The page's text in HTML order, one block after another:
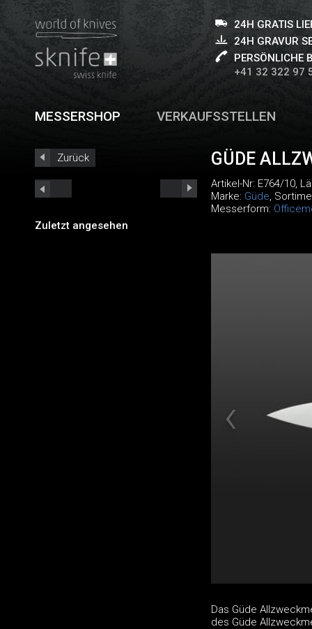
24H GRATIS
24H GRAVUR
PERSÖNLICHE
+41 32 322 97
MESSERSHOP VERKAUFSSTELLEN
Zurück
Zuletzt angesehen
GÜDE
Artikel-Nr: E764/10,
Marke: Güde,
Messerform:
Das Güde
des Güde